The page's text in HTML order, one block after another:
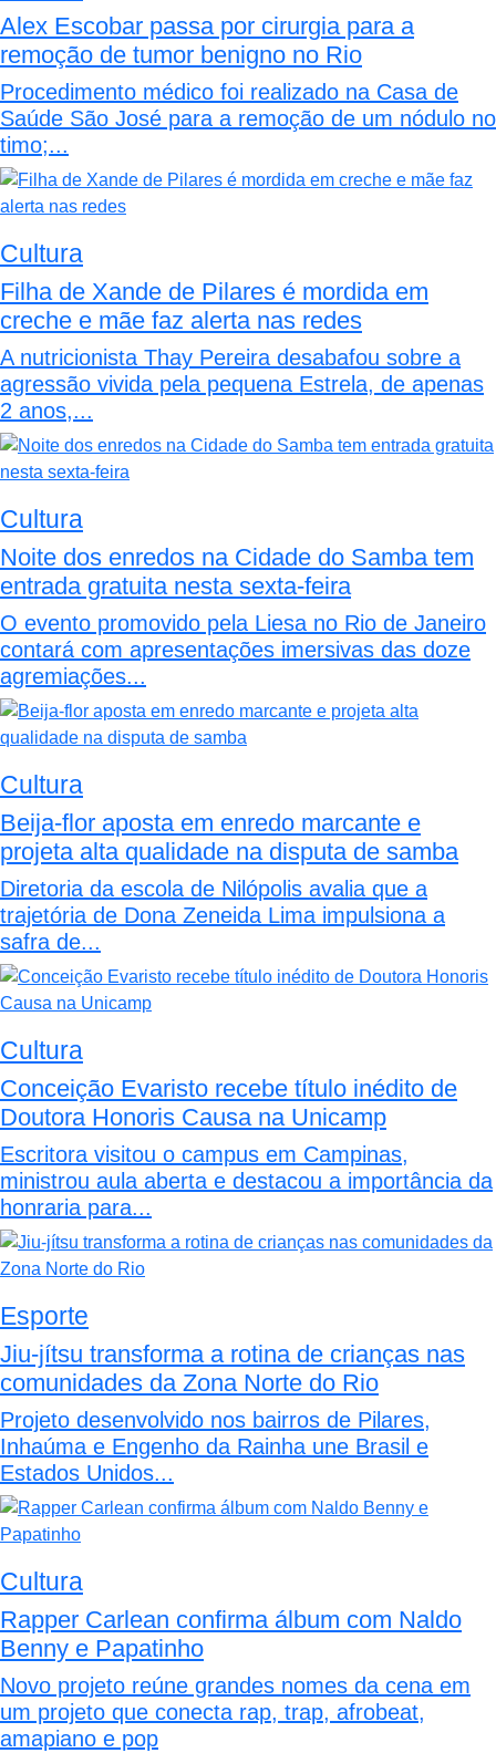
Alex Escobar passa por cirurgia para a
remoção de tumor benigno no Rio
Procedimento médico foi realizado na Casa de
Saúde São José para a remoção de um nódulo no
timo;...
Cultura
Filha de Xande de Pilares é mordida em
creche e mãe faz alerta nas redes
A nutricionista Thay Pereira desabafou sobre a
agressão vivida pela pequena Estrela, de apenas
2 anos,...
Cultura
Noite dos enredos na Cidade do Samba tem
entrada gratuita nesta sexta-feira
O evento promovido pela Liesa no Rio de Janeiro
contará com apresentações imersivas das doze
agremiações...
Cultura
Beija-flor aposta em enredo marcante e
projeta alta qualidade na disputa de samba
Diretoria da escola de Nilópolis avalia que a
trajetória de Dona Zeneida Lima impulsiona a
safra de...
Cultura
Conceição Evaristo recebe título inédito de
Doutora Honoris Causa na Unicamp
Escritora visitou o campus em Campinas,
ministrou aula aberta e destacou a importância da
honraria para...
Esporte
Jiu-jítsu transforma a rotina de crianças nas
comunidades da Zona Norte do Rio
Projeto desenvolvido nos bairros de Pilares,
Inhaúma e Engenho da Rainha une Brasil e
Estados Unidos...
Cultura
Rapper Carlean confirma álbum com Naldo
Benny e Papatinho
Novo projeto reúne grandes nomes da cena em
um projeto que conecta rap, trap, afrobeat,
amapiano e pop